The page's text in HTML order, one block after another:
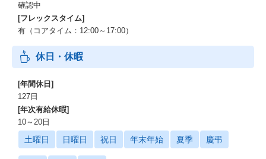
確認中
[フレックスタイム]
有（コアタイム：12:00～17:00）
休日・休暇
[年間休日]
127日
[年次有給休暇]
10～20日
土曜日 日曜日 祝日 年末年始 夏季 慶弔